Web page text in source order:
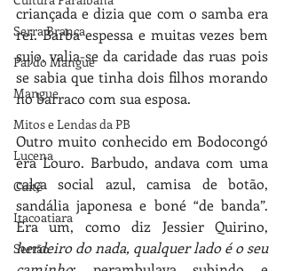
Serra Branca
Pai do Mangue
Mangue
Mitos e Lendas da PB
Lucena
Cuité
Itacoatiara
Sertão
criançada e dizia que com o samba era
rei. Barba espessa e muitas vezes bem
sujo, valia-se da caridade das ruas pois
se sabia que tinha dois filhos morando
no barraco com sua esposa.
Outro muito conhecido em Bodocongó
era Louro. Barbudo, andava com uma
calça social azul, camisa de botão,
sandália japonesa e boné “de banda”.
herdeiro do nada, qualquer lado é o seu